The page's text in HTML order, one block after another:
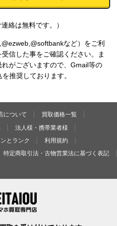
絡は無料です。）
など）をご利
信した事をご確認ください。ま
がございますので、Gmail等の
推奨しております。
について
買取価格一覧
法人様・携帯業者様
とランク
利用規約
特定商取引法・古物営業法に基づく表記